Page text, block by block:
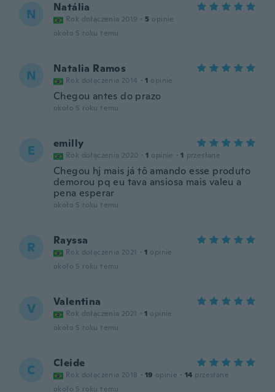
N Natália
Rok dołączenia 2019 · 5 opinie
około 5 roku temu
N Natalia Ramos
Rok dołączenia 2014 · 1 opinie
Chegou antes do prazo
około 5 roku temu
E emilly
Rok dołączenia 2020 · 1 opinie · 1 przesłane
Chegou hj mais já tô amando esse produto
demorou pq eu tava ansiosa mais valeu a
pena esperar
około 5 roku temu
R Rayssa
Rok dołączenia 2021 · 1 opinie
około 5 roku temu
V Valentina
Rok dołączenia 2021 · 1 opinie
około 5 roku temu
C Cleide
Rok dołączenia 2018 · 19 opinie · 14 przesłane
około 5 roku temu